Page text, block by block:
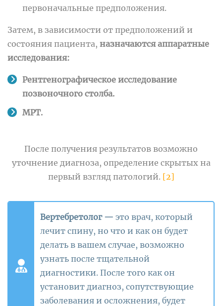
первоначальные предположения.
Затем, в зависимости от предположений и
состояния пациента, назначаются аппаратные
исследования:
Рентгенографическое исследование
позвоночного столба.
МРТ.
После получения результатов возможно
уточнение диагноза, определение скрытых на
первый взгляд патологий. [2]
Вертебретолог — это врач, который
лечит спину, но что и какон будет
делать в вашем случае, возможно
узнать после тщательной
диагностики. После того как он
установит диагноз, сопутствующие
заболевания и осложнения, будет